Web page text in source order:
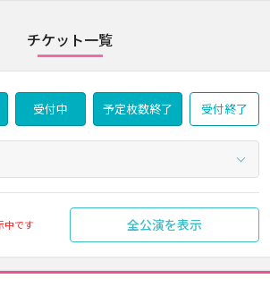
チケット一覧
受付中 予定枚数終了 受付終了
中です 全公演を表示